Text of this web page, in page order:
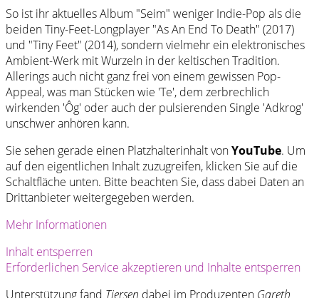
So ist ihr aktuelles Album "Seim" weniger Indie-Pop als die
beiden Tiny-Feet-Longplayer "As An End To Death" (2017)
und "Tiny Feet" (2014), sondern vielmehr ein elektronisches
Ambient-Werk mit Wurzeln in der keltischen Tradition.
Allerings auch nicht ganz frei von einem gewissen Pop-
Appeal, was man Stücken wie 'Te', dem zerbrechlich
wirkenden 'Ôg' oder auch der pulsierenden Single 'Adkrog'
unschwer anhören kann.
Sie sehen gerade einen Platzhalterinhalt vonYouTube. Um
auf den eigentlichen Inhalt zuzugreifen, klicken Sie auf die
Schaltfläche unten. Bitte beachten Sie, dass dabei Daten an
Drittanbieter weitergegeben werden.
Mehr Informationen
Inhalt entsperren
Erforderlichen Service akzeptieren und Inhalte entsperren
Unterstützung fand Tiersen dabei im Produzenten Gareth